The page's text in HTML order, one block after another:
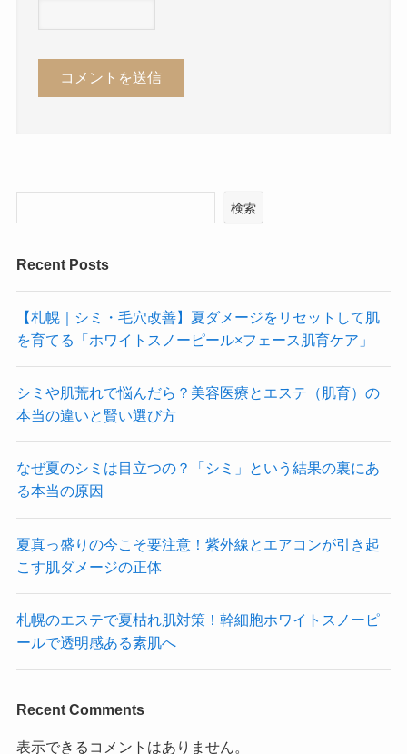
検索
Recent Posts
【札幌｜シミ・毛穴改善】夏ダメージをリセットして肌
を育てる「ホワイトスノーピール×フェース肌育ケア」
シミや肌荒れで悩んだら？美容医療とエステ（肌育）の
本当の違いと賢い選び方
なぜ夏のシミは目立つの？「シミ」という結果の裏にあ
る本当の原因
夏真っ盛りの今こそ要注意！紫外線とエアコンが引き起
こす肌ダメージの正体
札幌のエステで夏枯れ肌対策！幹細胞ホワイトスノーピ
ールで透明感ある素肌へ
Recent Comments
表示できるコメントはありません。